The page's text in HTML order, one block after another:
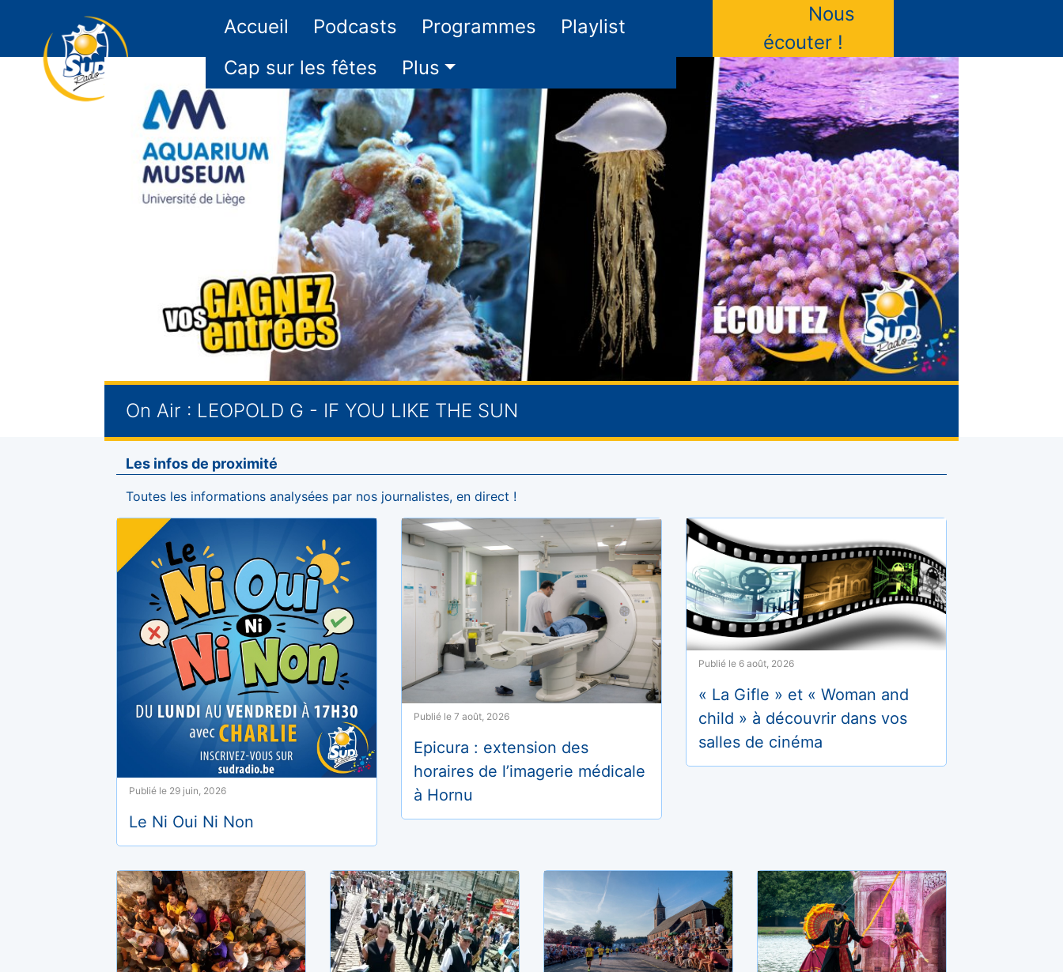
Accueil Podcasts Programmes
Playlist
Cap sur les fêtes
Plus
Nous
écouter !
On Air : LEOPOLD G - IF YOU LIKE THE SUN
Les infos de proximité
Toutes les informations analysées par nos journalistes, en direct !
Publié le 29 juin, 2026
Le Ni Oui Ni Non
Publié le 7 août, 2026
Epicura : extension des
horaires de l’imagerie médicale
à Hornu
Publié le 6 août, 2026
« La Gifle » et « Woman and
child » à découvrir dans vos
salles de cinéma